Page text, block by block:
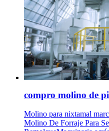
compro molino de
Molino para nixtamal
Molino De Forraje Para